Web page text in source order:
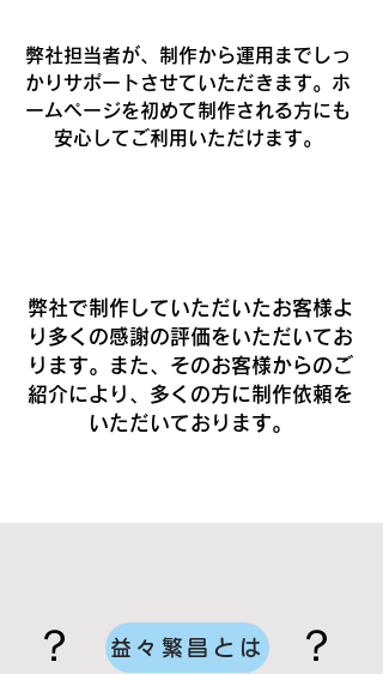
弊社担当者が、制作から運用までしっ
かりサポートさせていただきます。ホ
ームページを初めて制作される方にも
安心してご利用いただけます。
弊社で制作していただいたお客様よ
り多くの感謝の評価をいただいてお
ります。また、そのお客様からのご
紹介により、多くの方に制作依頼を
いただいております。
？ 益々繁昌とは ？